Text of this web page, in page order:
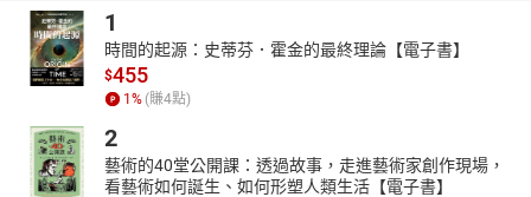
1
時間的起源：史蒂芬．霍金的最終理論【電子書】
$455
1% (賺4點)
2
藝術的40堂公開課：透過故事，走進藝術家創作現場，
看藝術如何誕生、如何形塑人類生活【電子書】